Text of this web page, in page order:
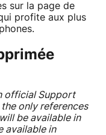
sur la page de
profite aux plus
official Support
the only references
be available in
available in